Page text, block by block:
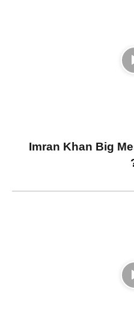
Imran Khan Big